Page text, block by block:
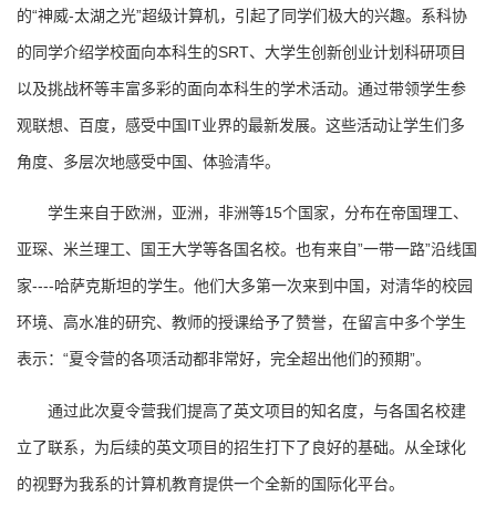
的“神威-太湖之光”超级计算机，引起了同学们极大的兴趣。系科协
的同学介绍学校面向本科生的SRT、大学生创新创业计划科研项目
以及挑战杯等丰富多彩的面向本科生的学术活动。通过带领学生参
观联想、百度，感受中国IT业界的最新发展。这些活动让学生们多
角度、多层次地感受中国、体验清华。
学生来自于欧洲，亚洲，非洲等15个国家，分布在帝国理工、
亚琛、米兰理工、国王大学等各国名校。也有来自”一带一路”沿线国
家----哈萨克斯坦的学生。他们大多第一次来到中国，对清华的校园
环境、高水准的研究、教师的授课给予了赞誉，在留言中多个学生
表示：“夏令营的各项活动都非常好，完全超出他们的预期”。
通过此次夏令营我们提高了英文项目的知名度，与各国名校建
立了联系，为后续的英文项目的招生打下了良好的基础。从全球化
的视野为我系的计算机教育提供一个全新的国际化平台。